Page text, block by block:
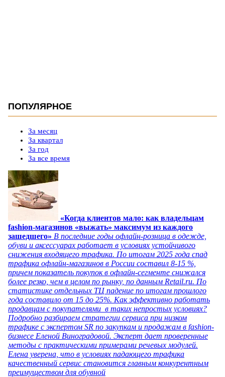
ПОПУЛЯРНОЕ
За месяц
За квартал
За год
За все время
«Когда клиентов мало: как владельцам
fashion-магазинов «выжать» максимум из каждого
зашедшего» В последние годы офлайн-розница в одежде,
обуви и аксессуарах работает в условиях устойчивого
снижения входящего трафика. По итогам 2025 года спад
трафика офлайн-магазинов в России составил 8-15 %,
причем показатель покупок в офлайн-сегменте снижался
более резко, чем в целом по рынку, по данным Retail.ru. По
статистике отдельных ТЦ падение по итогам прошлого
года составило от 15 до 25%. Как эффективно работать
продавцам с покупателями в таких непростых условиях?
Подробно разбираем стратегии сервиса при низком
трафике с экспертом SR по закупкам и продажам в fashion-
бизнесе Еленой Виноградовой. Эксперт дает проверенные
методы с практическими примерами речевых модулей.
Елена уверена, что в условиях падающего трафика
качественный сервис становится главным конкурентным
преимуществом для обувной